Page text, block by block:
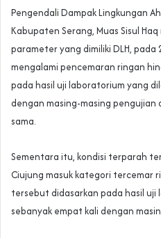
Pengendali Dampak Lingkungan
Kabupaten Serang, Muas Sisul
parameter yang dimiliki DLH,
mengalami pencemaran ringan
pada hasil uji laboratorium yang
dengan masing-masing pengujian
sama.
Sementara itu, kondisi terparah
Ciujung masuk kategori tercemar
tersebut didasarkan pada hasil
sebanyak empat kali dengan